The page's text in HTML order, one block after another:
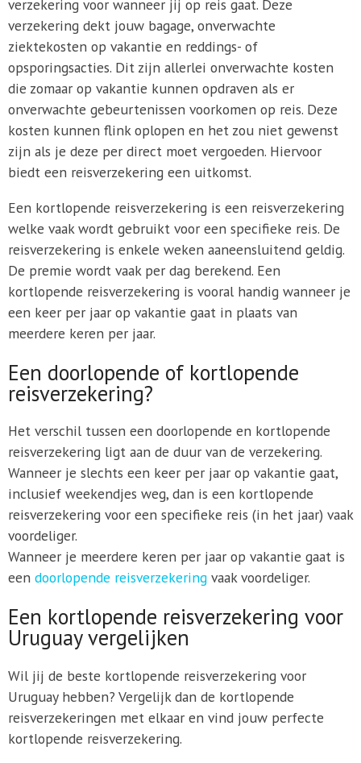
verzekering voor wanneer jij op reis gaat. Deze
verzekering dekt jouw bagage, onverwachte
ziektekosten op vakantie en reddings- of
opsporingsacties. Dit zijn allerlei onverwachte kosten
die zomaar op vakantie kunnen opdraven als er
onverwachte gebeurtenissen voorkomen op reis. Deze
kosten kunnen flink oplopen en het zou niet gewenst
zijn als je deze per direct moet vergoeden. Hiervoor
biedt een reisverzekering een uitkomst.
Een kortlopende reisverzekering is een reisverzekering
welke vaak wordt gebruikt voor een specifieke reis. De
reisverzekering is enkele weken aaneensluitend geldig.
De premie wordt vaak per dag berekend. Een
kortlopende reisverzekering is vooral handig wanneer je
een keer per jaar op vakantie gaat in plaats van
meerdere keren per jaar.
Een doorlopende of kortlopende
reisverzekering?
Het verschil tussen een doorlopende en kortlopende
reisverzekering ligt aan de duur van de verzekering.
Wanneer je slechts een keer per jaar op vakantie gaat,
inclusief weekendjes weg, dan is een kortlopende
reisverzekering voor een specifieke reis (in het jaar) vaak
voordeliger.
Wanneer je meerdere keren per jaar op vakantie gaat is
een doorlopende reisverzekeringvaak voordeliger.
Een kortlopende reisverzekering voor
Uruguay vergelijken
Wil jij de beste kortlopende reisverzekering voor
Uruguay hebben? Vergelijk dan de kortlopende
reisverzekeringen met elkaar en vind jouw perfecte
kortlopende reisverzekering.